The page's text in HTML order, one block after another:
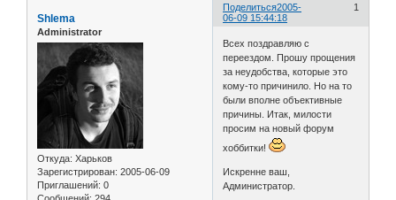
Поделиться 1
2005-
06-09 15:44:18
Shlema
Administrator
Откуда: Харьков
Зарегистрирован: 2005-06-09
Приглашений: 0
Всех поздравляю с
переездом. Прошу прощения
за неудобства, которые это
кому-то причинило. Но на то
были вполне объективные
причины. Итак, милости
просим на новый форум
хоббитки!
Искренне ваш,
Администратор.